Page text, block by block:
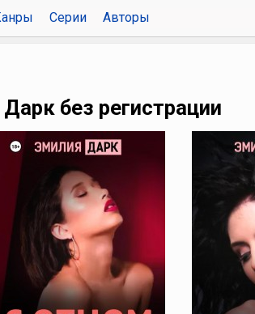
Серии Авторы
без регистрации